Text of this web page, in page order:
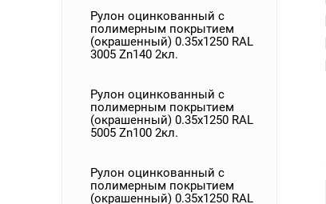
Рулон оцинкованный с
полимерным покрытием
(окрашенный) 0.35x1250 RAL
3005 Zn140 2кл.
Рулон оцинкованный с
полимерным покрытием
(окрашенный) 0.35x1250 RAL
5005 Zn100 2кл.
Рулон оцинкованный с
полимерным покрытием
(окрашенный) 0.35x1250 RAL